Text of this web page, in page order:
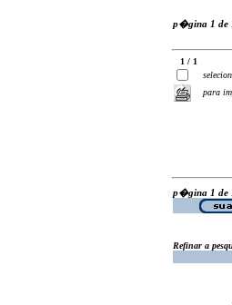
p�gina 1 de
1 / 1
para
p�gina 1 de
Refinar a